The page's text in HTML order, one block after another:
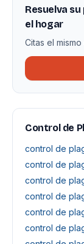
Resuelva
el hogar
Citas el
Control de
control de
control de
control de
control de
control de
control de